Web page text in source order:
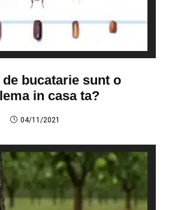
de bucatarie sunt o
in casa ta?
04/11/2021